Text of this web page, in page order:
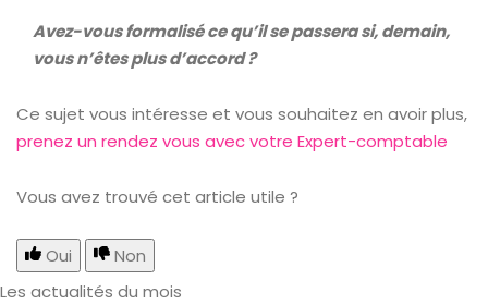
Avez-vous formalisé ce qu’il se passera si, demain,
vous n’êtes plus d’accord ?
Ce sujet vous intéresse et vous souhaitez en avoir plus,
prenez un rendez vous avec votre Expert-comptable
Vous avez trouvé cet article utile ?
Oui
Non
Les actualités du mois